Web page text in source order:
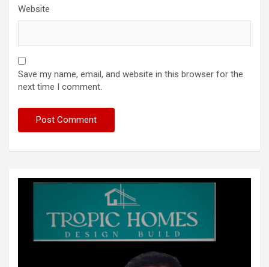
Website
Save my name, email, and website in this browser for the
next time I comment.